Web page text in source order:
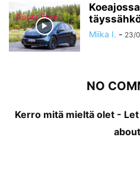
Miika I. - 23/
NO
Kerro mitä mieltä olet -